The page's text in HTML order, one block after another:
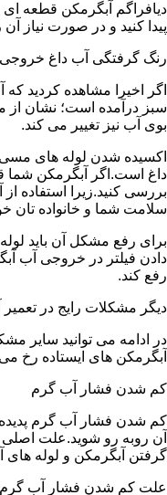
دیافراگم آبگرمکن قطعه
پیدا کنید و در صورت نیاز آن
رنگ گرفتگی آب داغ خروجی
اگر اخیرا مشاهده کردید
سبز درآمده است؛ نشان
بوی آب نیز تغییر می کند.
اکسیده شدن لوله های
داغ است.اگر آبگرمکن شما
بررسی کنید.زیرا استفاده
سلامت شما و خانواده تان
برای رفع مشکل آن باید
دادن فیلتر در خروجی آب
رفع کند.
دیگر مشکلات رایج در تعمیر
در ادامه می توانید سایر
آبگرمکن های ایستاده رخ
کم شدن فشار آب گرم
کم شدن فشار آب گرم
آن روبه رو شوید.علت
گرفتن آبگرمکن و لوله
علت کم شدن فشار آب گرم